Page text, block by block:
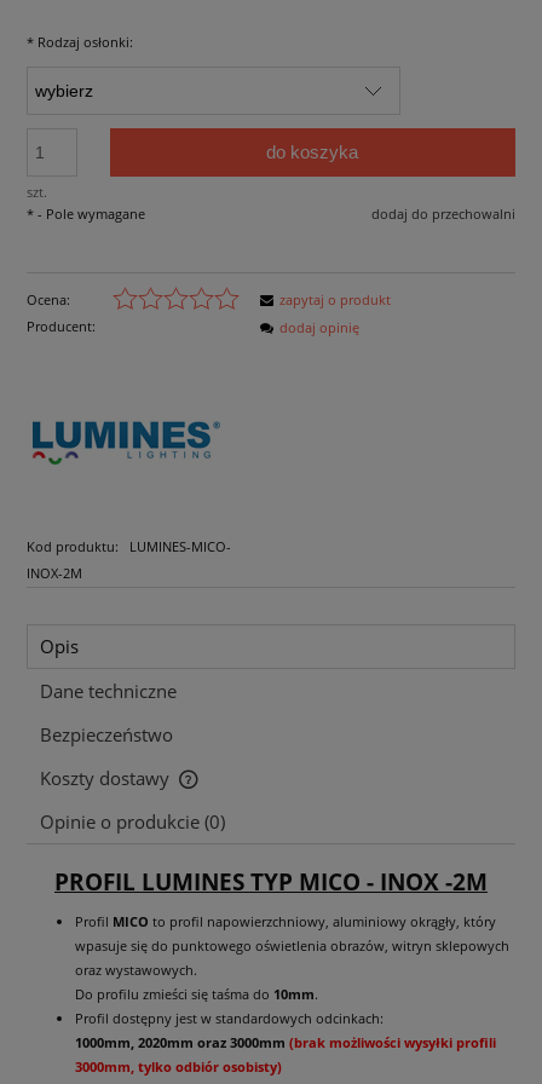
* Rodzaj osłonki:
szt.
do koszyka
dodaj do przechowalni
* - Pole wymagane
Ocena:
Producent:
Kod produktu:
LUMINES-MICO-
INOX-2M
zapytaj o produkt
dodaj opinię
Opis
Dane techniczne
Bezpieczeństwo
Koszty dostawy
Cena nie zawiera ewentualnych kosztów płatności
Opinie o produkcie (0)
PROFIL LUMINES TYP MICO - INOX -2M
Profil MICO to profil napowierzchniowy, aluminiowy okrągły, który
wpasuje się do punktowego oświetlenia obrazów, witryn sklepowych
oraz wystawowych.
Do profilu zmieści się taśma do 10mm.
Profil dostępny jest w standardowych odcinkach:
1000mm, 2020mm oraz 3000mm (brak możliwości wysyłki profili
3000mm, tylko odbiór osobisty)